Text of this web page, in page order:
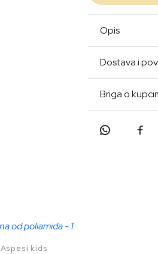
Opis
Dostava i
Briga o
Aspesi kids